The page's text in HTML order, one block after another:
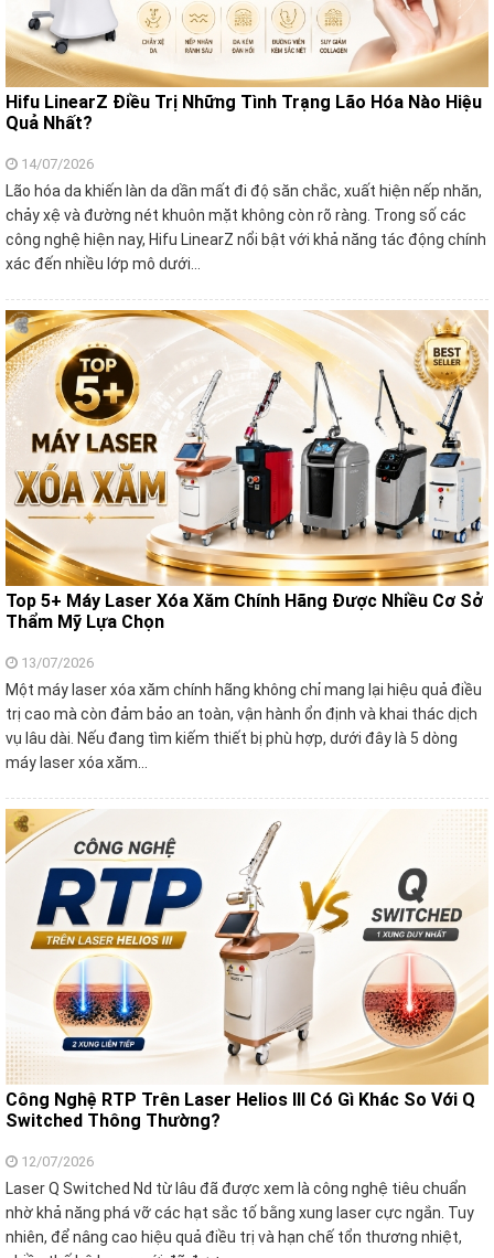
Hifu LinearZ Điều Trị Những Tình Trạng Lão Hóa Nào Hiệu
Quả Nhất?
14/07/2026
Lão hóa da khiến làn da dần mất đi độ săn chắc, xuất hiện nếp nhăn,
chảy xệ và đường nét khuôn mặt không còn rõ ràng. Trong số các
công nghệ hiện nay, Hifu LinearZ nổi bật với khả năng tác động chính
xác đến nhiều lớp mô dưới…
Top 5+ Máy Laser Xóa Xăm Chính Hãng Được Nhiều Cơ Sở
Thẩm Mỹ Lựa Chọn
13/07/2026
Một máy laser xóa xăm chính hãng không chỉ mang lại hiệu quả điều
trị cao mà còn đảm bảo an toàn, vận hành ổn định và khai thác dịch
vụ lâu dài. Nếu đang tìm kiếm thiết bị phù hợp, dưới đây là 5 dòng
máy laser xóa xăm…
Công Nghệ RTP Trên Laser Helios III Có Gì Khác So Với Q
Switched Thông Thường?
12/07/2026
Laser Q Switched Nd từ lâu đã được xem là công nghệ tiêu chuẩn
nhờ khả năng phá vỡ các hạt sắc tố bằng xung laser cực ngắn. Tuy
nhiên, để nâng cao hiệu quả điều trị và hạn chế tổn thương nhiệt,